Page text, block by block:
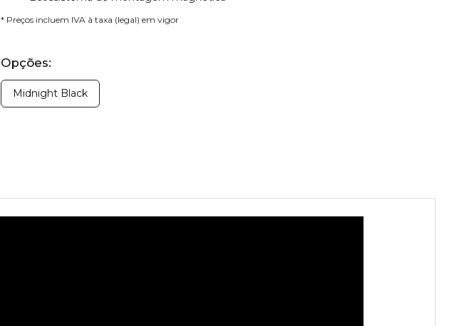
* Preços incluem IVA à taxa (legal) em vigor
Opções:
Midnight Black